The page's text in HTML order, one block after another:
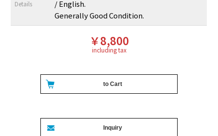
Details
/ English.
Generally Good Condition.
￥8,800
including tax